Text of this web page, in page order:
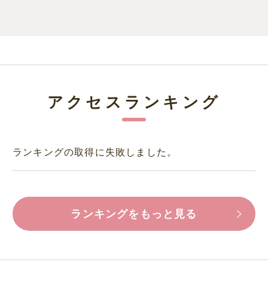
アクセスランキング
ランキングの取得に失敗しました。
ランキングをもっと見る